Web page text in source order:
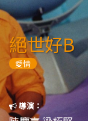
科幻
動畫
寫實紀錄
歌舞
運動
短片
絕世好B
愛情
導演：